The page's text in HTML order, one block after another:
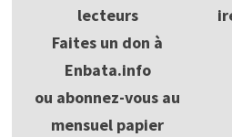
lecteurs
Faites un don à
Enbata.info
ou abonnez-vous au
mensuel papier